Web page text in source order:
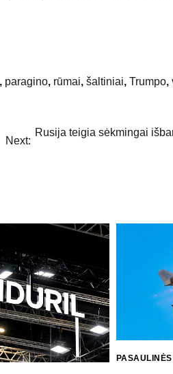
, paragino, rūmai, šaltiniai, Trumpo,
Next:
Rusija teigia sėkmingai